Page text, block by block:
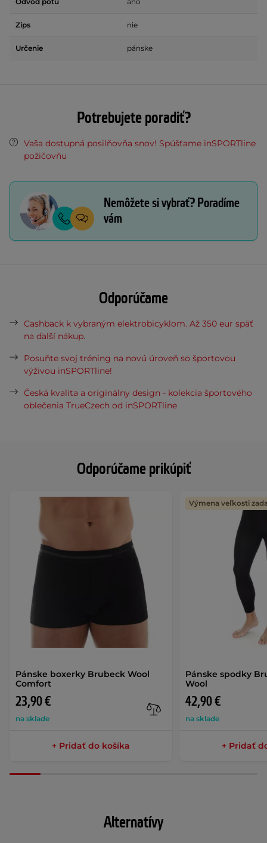
Odporúčame prikúpiť
Pánske boxerky Brubeck Wool
Comfort
23,90 €
na sklade
+ Pridať do košíka
Pánske spodky
Wool
42,90 €
na sklade
Výmena veľkosti
+ Pridať
Zips nie
Určenie pánske
Potrebujete poradiť?
Vaša dostupná posilňovňa snov! Spúšťame inSPORTline
požičovňu
Nemôžete si vybrať? Poradíme
vám
Odporúčame
Cashback k vybraným elektrobicyklom. Až 350 eur späť
na ďalší nákup.
Posuňte svoj tréning na novú úroveň so športovou
výživou inSPORTline!
Česká kvalita a originálny design - kolekcia športového
oblečenia TrueCzech od inSPORTline
Alternatívy